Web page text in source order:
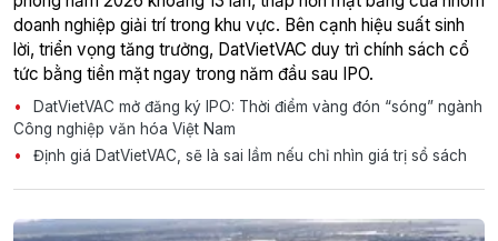
doanh nghiệp giải trí trong khu vực. Bên cạnh hiệu suất sinh
lời, triển vọng tăng trưởng, DatVietVAC duy trì chính sách cổ
tức bằng tiền mặt ngay trong năm đầu sau IPO.
DatVietVAC mở đăng ký IPO: Thời điểm vàng đón “sóng” ngành
Công nghiệp văn hóa Việt Nam
Định giá DatVietVAC, sẽ là sai lầm nếu chỉ nhìn giá trị sổ sách